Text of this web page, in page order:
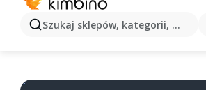
Szukaj sklepów, kategorii,